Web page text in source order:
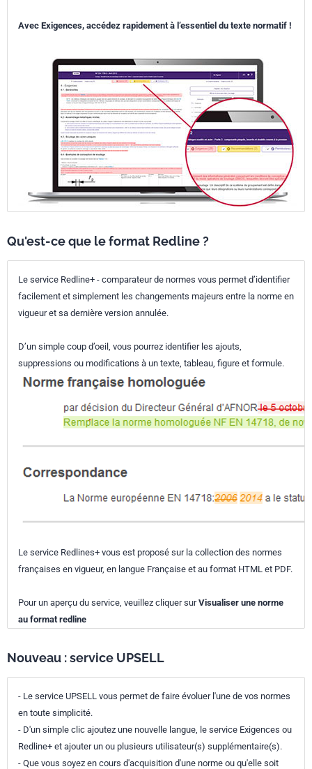
Avec Exigences, accédez rapidement à l’essentiel du texte normatif !
Qu'est-ce que le format Redline ?
Le service Redline+ - comparateur de normes vous permet d’identifier
facilement et simplement les changements majeurs entre la norme en
vigueur et sa dernière version annulée.
D’un simple coup d’oeil, vous pourrez identifier les ajouts,
suppressions ou modifications à un texte, tableau, figure et formule.
Le service Redlines+ vous est proposé sur la collection des normes
françaises en vigueur, en langue Française et au format HTML et PDF.
Pour un aperçu du service, veuillez cliquer surVisualiser une norme
au format redline
Nouveau : service UPSELL
- Le service UPSELL vous permet de faire évoluer l'une de vos normes
en toute simplicité.
- D'un simple clic ajoutez une nouvelle langue, le service Exigences ou
Redline+ et ajouter un ou plusieurs utilisateur(s) supplémentaire(s).
- Que vous soyez en cours d'acquisition d'une norme ou qu'elle soit